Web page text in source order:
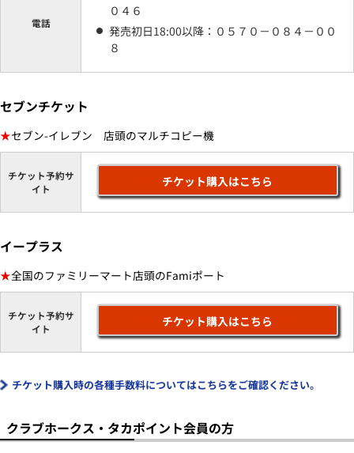
電話
０４６
発売初日18:00以降：０５７０－０８４－００
８
セブンチケット
★セブン-イレブン 店頭のマルチコピー機
チケット予約サ
イト
チケット購入はこちら
イープラス
★全国のファミリーマート店頭のFamiポート
チケット予約サ
イト
チケット購入はこちら
チケット購入時の各種手数料についてはこちらをご確認ください。
クラブホークス・タカポイント会員の方